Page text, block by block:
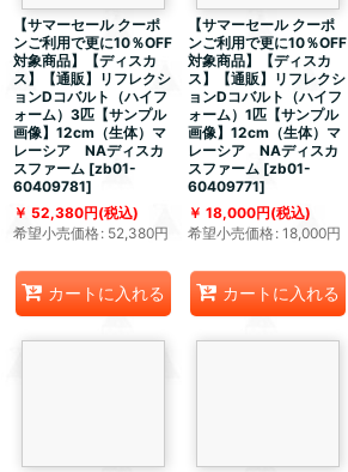
【サマーセール クーポ
ンご利用で更に10％OFF
対象商品】【ディスカ
ス】【通販】リフレクシ
ョンDコバルト（ハイフ
ォーム）3匹【サンプル
画像】12cm（生体）マ
レーシア NAディスカ
スファーム [zb01-
60409781]
52,380円(税込)
希望小売価格: 52,380円
カートに入れる
【サマーセール クーポ
ンご利用で更に10％OFF
対象商品】【ディスカ
ス】【通販】リフレクシ
ョンDコバルト（ハイフ
ォーム）1匹【サンプル
画像】12cm（生体）マ
レーシア NAディスカ
スファーム [zb01-
60409771]
18,000円(税込)
希望小売価格: 18,000円
カートに入れる